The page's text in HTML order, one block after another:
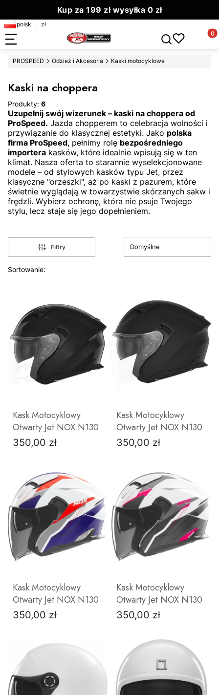
Kup za 199 zł wysyłka 0 zł
polski zł
Otwórz
PROSPEED Odzież i Akcesoria Kaski motocyklowe
Kaski na choppera
Produkty: 6
Uzupełnij swój wizerunek – kaski na choppera od
ProSpeed. Jazda chopperem to celebracja wolności i
przywiązanie do klasycznej estetyki. Jako polska
firma ProSpeed, pełnimy rolę bezpośredniego
importera kasków, które idealnie wpisują się w ten
klimat. Nasza oferta to starannie wyselekcjonowane
modele – od stylowych kasków typu Jet, przez
klasyczne "orzeszki", aż po kaski z pazurem, które
świetnie wyglądają w towarzystwie skórzanych sakw i
frędzli. Wybierz ochronę, która nie psuje Twojego
stylu, lecz staje się jego dopełnieniem.
Filtry
Lista produktów
Sortowanie:
Domyślne
Kask Motocyklowy
Otwarty Jet NOX N130
Cena
350,00 zł
ZOBACZ PRODUKT
Kask Motocyklowy
Otwarty Jet NOX N130
Cena
350,00 zł
ZOBACZ PRODUKT
Kask Motocyklowy
Otwarty Jet NOX N130
Cena
350,00 zł
Kask Motocyklowy
Otwarty Jet NOX N130
Cena
350,00 zł